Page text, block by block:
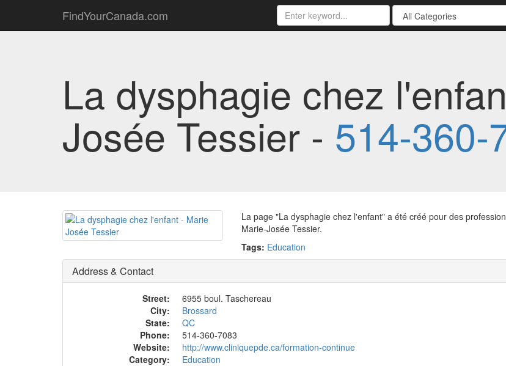
FindYourCanada.com
La dysphagie chez
Josée Tessier - 514-360-
La page "La dysphagie chez l'enfant" a été créé pour des
Marie-Josée Tessier.
Tags: Education
Address & Contact
Street:
6955 boul. Taschereau
City:
Brossard
State:
QC
Phone:
514-360-7083
Website:
http://www.cliniquepde.ca/formation-continue
Category:
Education